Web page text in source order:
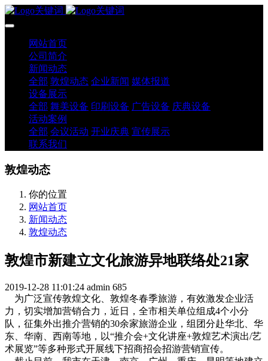
网站首页
公司简介
新闻动态
全部 敦煌动态 企业新闻 媒体报道
设备展示
全部 舞美设备 印刷设备 广告设备 庆典设备
活动案例
全部 会议活动 开业庆典 宣传展示
联系我们
敦煌动态
你的位置
网站首页
新闻动态
敦煌动态
敦煌市新建立文化旅游异地联络处21家
2019-12-28 11:01:24 admin 685
为广泛宣传敦煌文化、敦煌冬春季旅游，有效激发企业活
力，切实增加营销合力，近日，全市相关单位组成4个小分
队，征集外出推介营销的30余家旅游企业，组团分赴华北、华
东、华南、西南等地，以“推介会+文化讲座+敦煌艺术演出/艺
术展览”等多种形式开展线下招商招会招游营销宣传。